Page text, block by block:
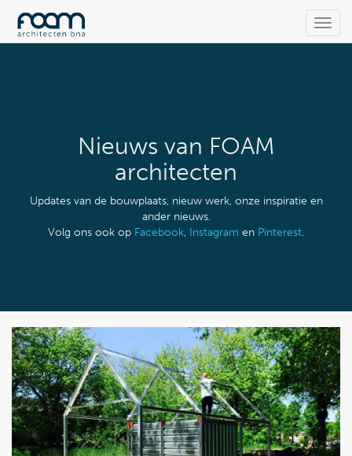
Nieuws van FOAM
architecten
Updates van de bouwplaats, nieuw werk, onze inspiratie en
ander nieuws.
Volg ons ook op Facebook, Instagram en Pinterest.